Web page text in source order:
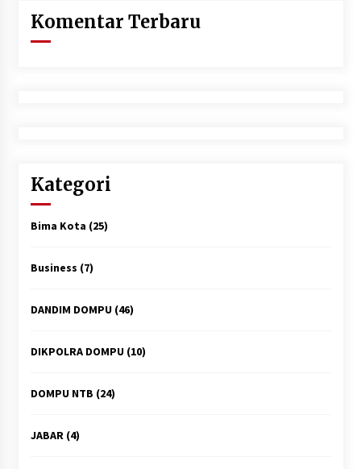
Komentar Terbaru
Kategori
Bima Kota (25)
Business (7)
DANDIM DOMPU(46)
DIKPOLRA DOMPU(10)
DOMPU NTB (24)
JABAR(4)